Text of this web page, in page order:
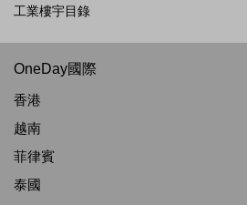
工業樓宇目錄
OneDay國際
香港
越南
菲律賓
泰國